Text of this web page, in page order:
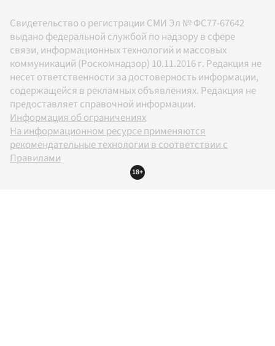
Свидетельство о регистрации СМИ Эл № ФС77-67642
выдано федеральной службой по надзору в сфере
связи, информационных технологий и массовых
коммуникаций (Роскомнадзор) 10.11.2016 г. Редакция не
несет ответственности за достоверность информации,
содержащейся в рекламных объявлениях. Редакция не
предоставляет справочной информации.
Информация об ограничениях
На информационном ресурсе применяются
рекомендательные технологии в соответствии с
Правилами
18+